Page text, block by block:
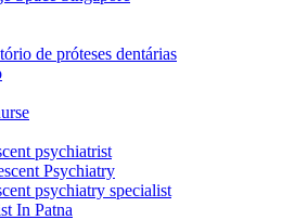
de próteses dentárias
psychiatrist
Psychiatry
psychiatry specialist
In Patna